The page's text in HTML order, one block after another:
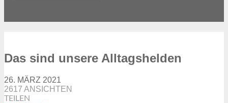
Das sind unsere Alltagshelden
26. MÄRZ 2021
2617 ANSICHTEN
TEILEN